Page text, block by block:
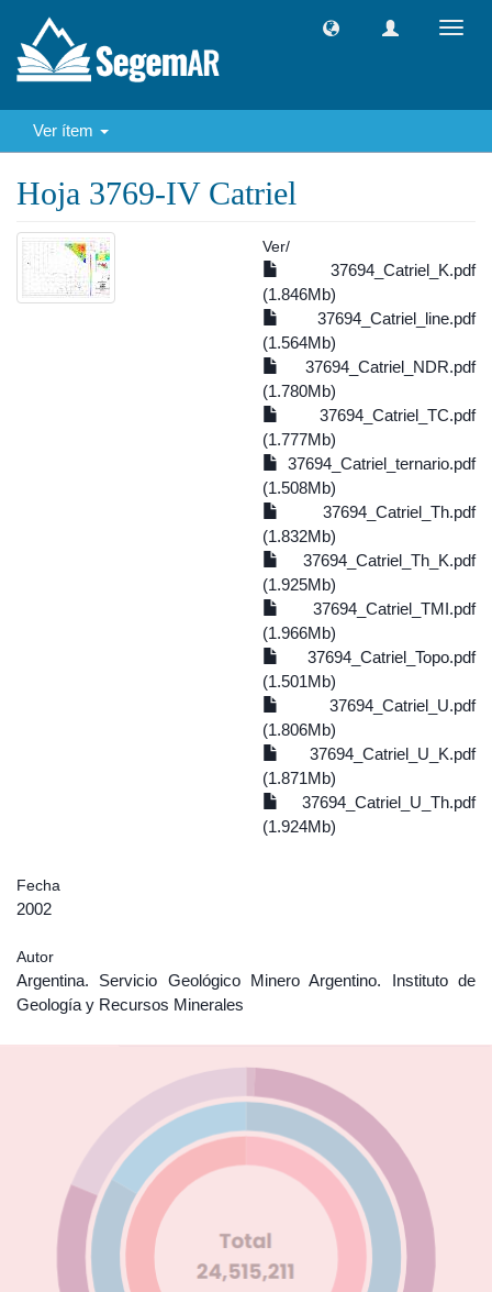
Ver ítem
Hoja 3769-IV Catriel
Ver/
37694_Catriel_K.pdf
(1.846Mb)
37694_Catriel_line.pdf
(1.564Mb)
37694_Catriel_NDR.pdf
(1.780Mb)
37694_Catriel_TC.pdf
(1.777Mb)
37694_Catriel_ternario.pdf
(1.508Mb)
37694_Catriel_Th.pdf
(1.832Mb)
37694_Catriel_Th_K.pdf
(1.925Mb)
37694_Catriel_TMI.pdf
(1.966Mb)
37694_Catriel_Topo.pdf
(1.501Mb)
37694_Catriel_U.pdf
(1.806Mb)
37694_Catriel_U_K.pdf
(1.871Mb)
37694_Catriel_U_Th.pdf
(1.924Mb)
Fecha
2002
Autor
Argentina. Servicio Geológico Minero Argentino. Instituto de
Geología y Recursos Minerales